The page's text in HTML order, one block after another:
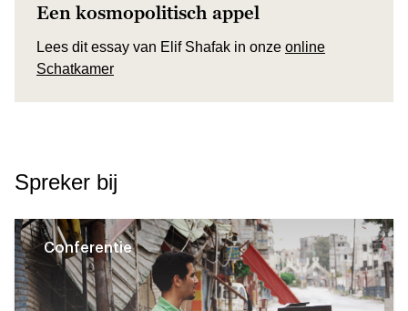
Een kosmopolitisch appel
Lees dit essay van Elif Shafak in onze online
Schatkamer
Spreker bij
Conferentie